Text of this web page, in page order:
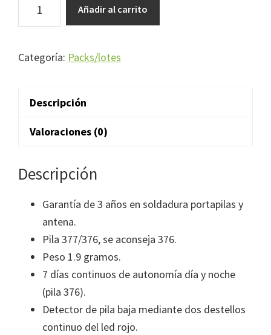
TX_06M
Añadir al carrito
Categoría: Packs/lotes
Descripción
Valoraciones (0)
Descripción
Garantía de 3 años en soldadura portapilas y
antena.
Pila 377/376, se aconseja 376.
Peso 1.9 gramos.
7 días continuos de autonomía día y noche
(pila 376).
Detector de pila baja mediante dos destellos
continuo del led rojo.